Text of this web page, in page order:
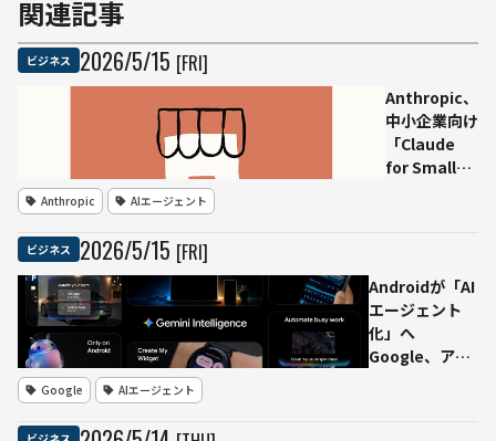
関連記事
ビジネス 2026/5/15 [FRI]
Anthropic、
中小企業向け
「Claude
for Small
業務ワークフ
ローを提供
Anthropic AIエージェント
ビジネス 2026/5/15 [FRI]
Androidが「AI
エージェント
化」へ
Google、アプ
Google AIエージェント